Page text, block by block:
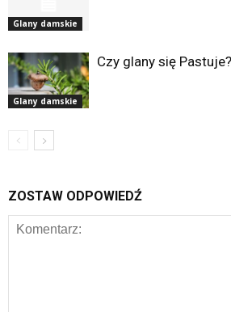
Glany damskie
Glany damskie
Czy glany się Pastuje?
ZOSTAW ODPOWIEDŹ